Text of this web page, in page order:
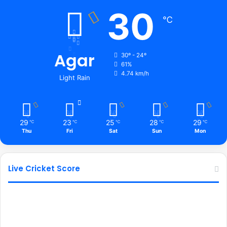
Agar
Light Rain
30 ℃
30º - 24º
61%
4.74 km/h
29 ℃
Thu
23 ℃
Fri
25 ℃
Sat
28 ℃
Sun
29 ℃
Mon
Live Cricket Score